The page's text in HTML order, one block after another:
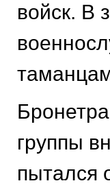
войск. В
группы
пытался